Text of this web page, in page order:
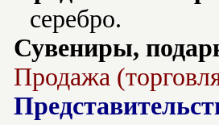
серебро.
Сувениры,
Продажа